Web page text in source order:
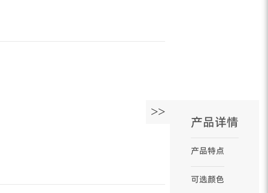
>>
产品详情
产品特点
可选颜色